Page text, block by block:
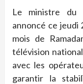
Le ministre du
annoncé ce jeudi
mois de
télévision
avec les
garantir la